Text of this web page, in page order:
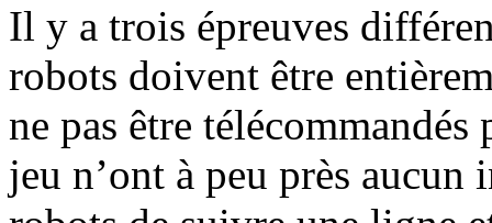
Il y a trois épreuves
robots doivent être
ne pas être
jeu n’ont à peu près aucun